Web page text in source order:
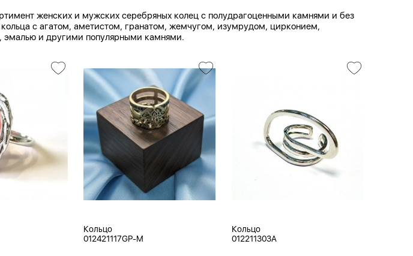
женских и мужских серебряных колец с полудрагоценными камнями и без
с агатом, аметистом, гранатом, жемчугом, изумрудом, цирконием,
эмалью и другими популярными камнями.
Кольцо
012421117GP-M
Кольцо
012211303A